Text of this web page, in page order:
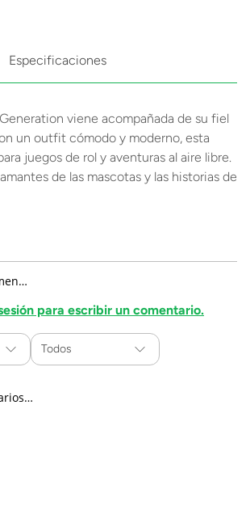
Especificaciones
viene acompañada de su fiel
un outfit cómodo y moderno, esta
juegos de rol y aventuras al aire libre.
de las mascotas y las historias de
para escribir un comentario.
Todos